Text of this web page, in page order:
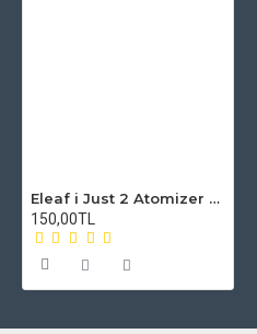
Eleaf i Just 2 Atomizer Camı
150,00TL